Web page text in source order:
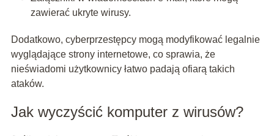
zawierać ukryte wirusy.
Dodatkowo, cyberprzestępcy mogą modyfikować legalnie
wyglądające strony internetowe, co sprawia, że
nieświadomi użytkownicy łatwo padają ofiarą takich
ataków.
Jak wyczyścić komputer z wirusów?